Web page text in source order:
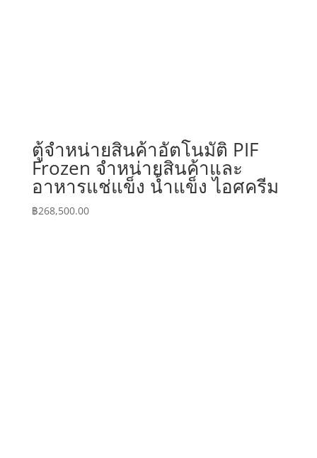
ตู้จำหน่ายสินค้าอัตโนมัติ PIF
Frozen จำหน่ายสินค้าและ
อาหารแช่แข็ง น้ำแข็ง ไอศครีม
฿268,500.00